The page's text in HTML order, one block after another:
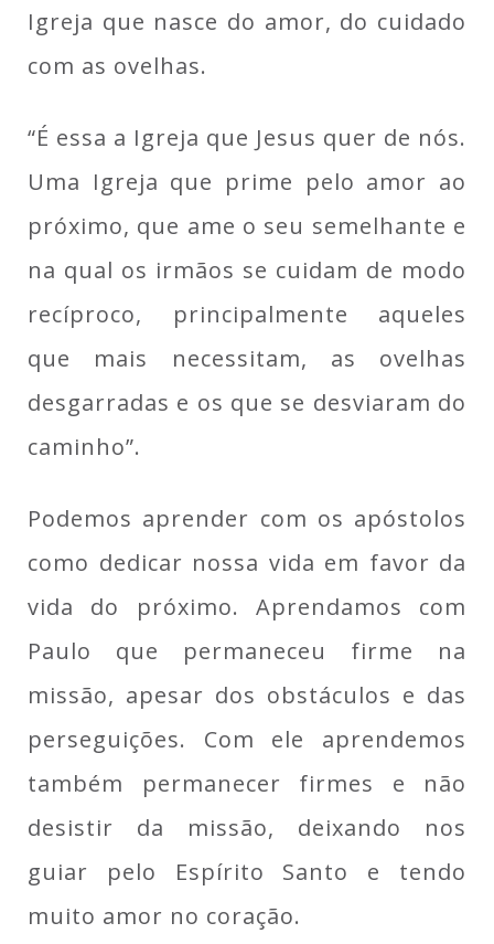
Igreja que nasce do amor, do cuidado
com as ovelhas.
“É essa a Igreja que Jesus quer de nós.
Uma Igreja que prime pelo amor ao
próximo, que ame o seu semelhante e
na qual os irmãos se cuidam de modo
recíproco, principalmente aqueles
que mais necessitam, as ovelhas
desgarradas e os que se desviaram do
caminho”.
Podemos aprender com os apóstolos
como dedicar nossa vida em favor da
vida do próximo. Aprendamos com
Paulo que permaneceu firme na
missão, apesar dos obstáculos e das
perseguições. Com ele aprendemos
também permanecer firmes e não
desistir da missão, deixando nos
guiar pelo Espírito Santo e tendo
muito amor no coração.